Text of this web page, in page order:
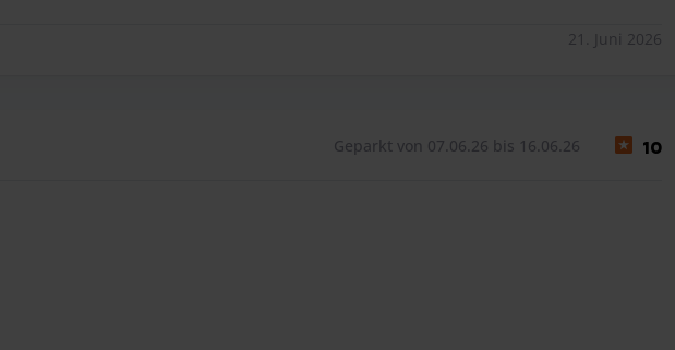
21. Juni 2026
Geparkt von 07.06.26 bis 16.06.26 10